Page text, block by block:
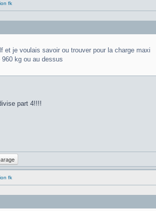
fk
et je voulais savoir ou trouver pour la charge maxi
kg ou au dessus
part 4!!!!
fk